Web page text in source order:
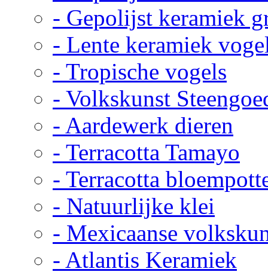
- Gepolijst keramiek
- Lente keramiek
- Tropische vogels
- Volkskunst
- Aardewerk dieren
- Terracotta Tamayo
- Terracotta
- Natuurlijke klei
- Mexicaanse
- Atlantis Keramiek